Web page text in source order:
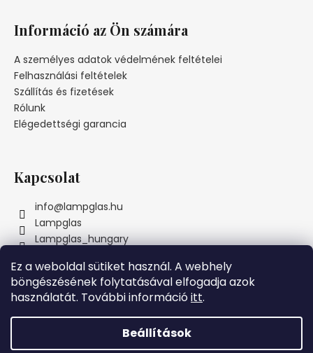
Ez a weboldal sütiket használ. A webhely
böngészésének folytatásával elfogadja azok
használatát. További információitt.
Beállítások
Szeretnénk Önnek örömöt szerezni! Ezért a MAI NAPON azon
Információ az Ön számára
A személyes adatok védelmének feltételei
Felhasználási feltételek
Szállítás és fizetések
Rólunk
Elégedettségi garancia
Kapcsolat
info@lampglas.hu
Lampglas
Lampglas_hungary
Instagram